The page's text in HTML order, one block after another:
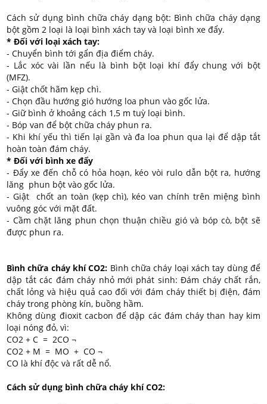
Cách sử dụng bình chữa cháy dạng bột: Bình chữa cháy dạng
bột gồm 2 loại là loại bình xách tay và loại bình xe đẩy.
* Đối với loại xách tay:
- Chuyển bình tới gẩn địa điểm cháy.
- Lắc xóc vài lần nếu là bình bột loại khí đẩy chung với bột
(MFZ).
- Giật chốt hãm kẹp chì.
- Chọn đầu hướng gió hướng loa phun vào gốc lửa.
- Giữ bình ở khoảng cách 1,5 m tuỳ loại bình.
- Bóp van để bột chữa cháy phun ra.
- Khi khí yếu thì tiến lại gần và đa loa phun qua lại để dập tắt
hoàn toàn đám cháy.
* Đối với bình xe đẩy
- Đẩy xe đến chỗ có hỏa hoạn, kéo vòi rulo dẫn bột ra, hướng
lăng phun bột vào gốc lửa.
- Giật chốt an toàn (kẹp chì), kéo van chính trên miệng bình
vuông góc với mặt đất.
- Cầm chặt lăng phun chọn thuận chiều gió và bóp cò, bột sẽ
được phun ra.
Bình chữa cháy khí CO2: Bình chữa cháy loại xách tay dùng để
dập tắt các đám cháy nhỏ mới phát sinh: Đám cháy chất rắn,
chất lỏng và hiệu quả cao đối với đám cháy thiết bị điện, đám
cháy trong phòng kín, buồng hầm.
Không dùng đioxit cacbon để dập các đám cháy than hay kim
loại nóng đỏ, vì:
CO2 + C = 2CO ¬
CO2 + M = MO + CO ¬
CO là khí độc và rất dễ nổ.
Cách sử dụng bình chữa cháy khí CO2: